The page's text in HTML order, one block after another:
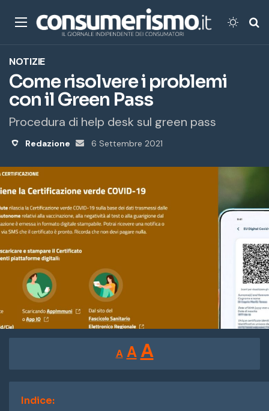
Menu
NOTIZIE
Come risolvere i problemi
con il Green Pass
Procedura di help desk sul green pass
Redazione
Invia
6 Settembre 2021
A
Reducir
tamaño
de
fuente.
A Restablecer
tamaño
de
AAumentar
tamaño
Indice: